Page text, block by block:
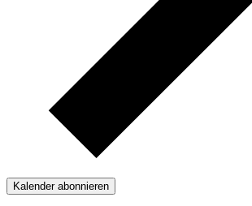
Kalender abonnieren